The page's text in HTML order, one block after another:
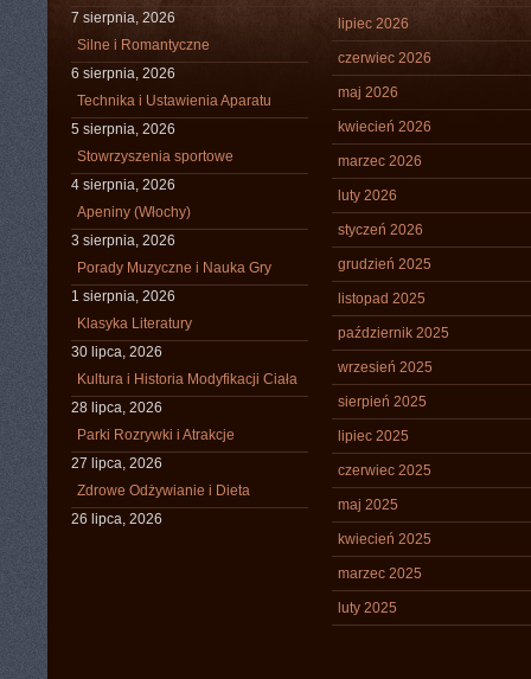
7 sierpnia, 2026
Silne i Romantyczne
6 sierpnia, 2026
Technika i Ustawienia Aparatu
5 sierpnia, 2026
Stowrzyszenia sportowe
4 sierpnia, 2026
Apeniny (Włochy)
3 sierpnia, 2026
Porady Muzyczne i Nauka Gry
1 sierpnia, 2026
Klasyka Literatury
30 lipca, 2026
Kultura i Historia Modyfikacji Ciała
28 lipca, 2026
Parki Rozrywki i Atrakcje
27 lipca, 2026
Zdrowe Odżywianie i Dieta
26 lipca, 2026
lipiec 2026
czerwiec 2026
maj 2026
kwiecień 2026
marzec 2026
luty 2026
styczeń 2026
grudzień 2025
listopad 2025
październik 2025
wrzesień 2025
sierpień 2025
lipiec 2025
czerwiec 2025
maj 2025
kwiecień 2025
marzec 2025
luty 2025